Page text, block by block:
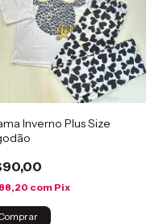
Inverno Plus Size
com Pix